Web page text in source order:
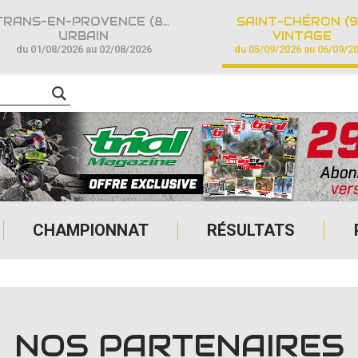
CHAMPIONNAT RÉSULTATS
TRANS-EN-PROVENCE (83)
URBAIN
du 01/08/2026 au 02/08/2026
SAINT-CHÉRON
VINTAGE
du 05/09/2026 au 06/09/
NOS PARTENAIRES